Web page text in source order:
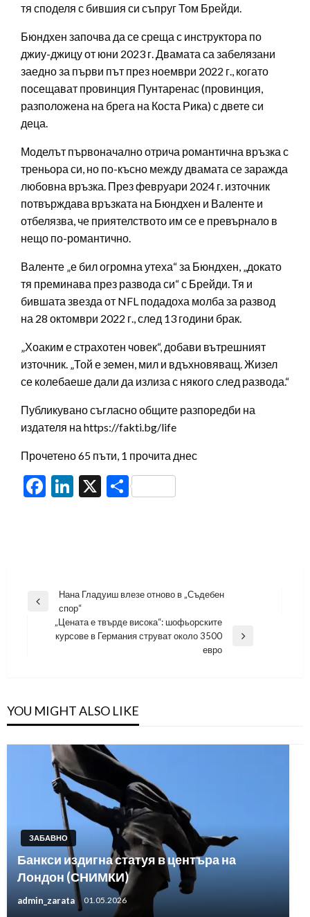
тя споделя с бившия си съпруг Том Брейди.
Бюндхен започва да се среща с инструктора по
джиу-джицу от юни 2023 г. Двамата са забелязани
заедно за първи път през ноември 2022 г., когато
посещават провинция Пунтаренас (провинция,
разположена на брега на Коста Рика) с двете си
деца.
Моделът първоначално отрича романтична връзка с
треньора си, но по-късно между двамата се заражда
любовна връзка. През февруари 2024 г. източник
потвърждава връзката на Бюндхен и Валенте и
отбелязва, че приятелството им се е превърнало в
нещо по-романтично.
Валенте „е бил огромна утеха“ за Бюндхен, „докато
тя преминава през развода си“ с Брейди. Тя и
бившата звезда от NFL подадоха молба за развод
на 28 октомври 2022 г., след 13 години брак.
„Хоаким е страхотен човек“, добави вътрешният
източник. „Той е земен, мил и вдъхновяващ. Жизел
се колебаеше дали да излиза с някого след развода.“
Публикувано съгласно общите разпоредби на
издателя на https://fakti.bg/life
Прочетено 65 пъти, 1 прочита днес
Facebook
LinkedIn
X Share
Навигация
Previous
Нана Гладуиш влезе отново в „Съдебен
спор“
Next
„Цената е твърде висока“: шофьорските
курсове в Германия струват около 3500
евро
YOU MIGHT ALSO LIKE
ЗАБАВНО
Банкси издигна статуя в центъра на
Лондон (СНИМКИ)
admin_zarata 01.05.2026